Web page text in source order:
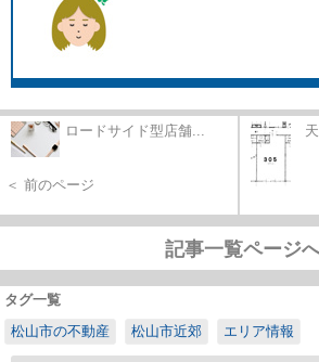
ロードサイド型店舗...
＜ 前のページ
記事一覧ページ
タグ一覧
松山市の不動産
松山市近郊 エリア情報